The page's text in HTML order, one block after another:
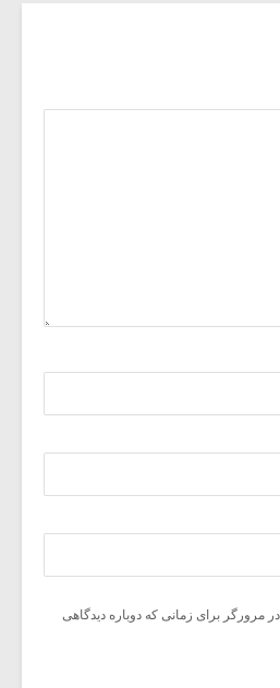
مرورگر برای زمانی که دوباره دیدگاهی